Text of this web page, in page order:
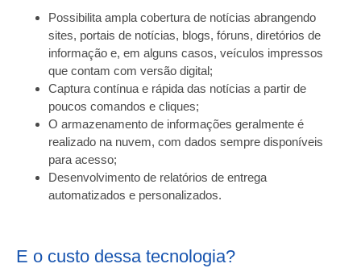
Possibilita ampla cobertura de notícias abrangendo
sites, portais de notícias, blogs, fóruns, diretórios de
informação e, em alguns casos, veículos impressos
que contam com versão digital;
Captura contínua e rápida das notícias a partir de
poucos comandos e cliques;
O armazenamento de informações geralmente é
realizado na nuvem, com dados sempre disponíveis
para acesso;
Desenvolvimento de relatórios de entrega
automatizados e personalizados.
E o custo dessa tecnologia?